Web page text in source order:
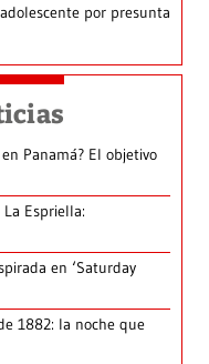
por presunta
Panamá? El objetivo
Espriella:
en ‘Saturday
1882: la noche que